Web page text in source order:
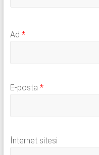
Ad *
E-posta *
İnternet sitesi